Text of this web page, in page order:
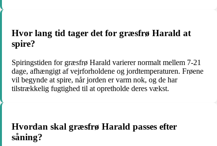
Hvor lang tid tager det for græsfrø Harald at
spire?
Spiringstiden for græsfrø Harald varierer normalt mellem 7-21
dage, afhængigt af vejrforholdene og jordtemperaturen. Frøene
vil begynde at spire, når jorden er varm nok, og de har
tilstrækkelig fugtighed til at opretholde deres vækst.
Hvordan skal græsfrø Harald passes efter
såning?